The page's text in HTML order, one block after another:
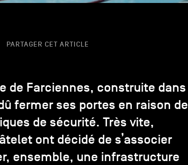
PARTAGER CET ARTICLE
de Farciennes, construite dans
fermer ses portes en raison de
de sécurité. Très vite,
ont décidé de s’associer
ensemble, une infrastructure